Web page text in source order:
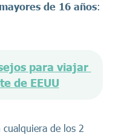
de 16 años:
para viajar
de EEUU
de los 2